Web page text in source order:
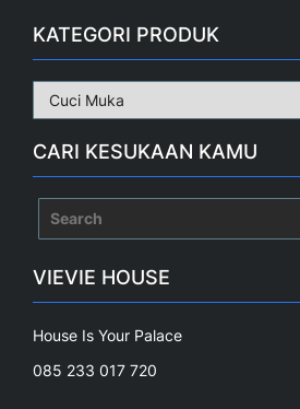
KATEGORI PRODUK
CARI KESUKAAN KAMU
VIEVIE HOUSE
House Is Your Palace
085 233 017 720